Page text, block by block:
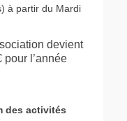
à partir du Mardi
devient
l’année
des activités